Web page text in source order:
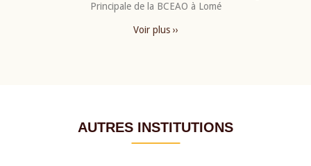
Principale de la BCEAO à Lomé
Voir plus ››
AUTRES INSTITUTIONS